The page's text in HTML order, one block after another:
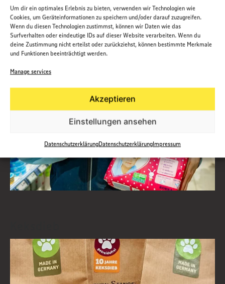
Um dir ein optimales Erlebnis zu bieten, verwenden wir Technologien wie
Cookies, um Geräteinformationen zu speichern und/oder darauf zuzugreifen.
Wenn du diesen Technologien zustimmst, können wir Daten wie das
Surfverhalten oder eindeutige IDs auf dieser Website verarbeiten. Wenn du
deine Zustimmung nicht erteilst oder zurückziehst, können bestimmte Merkmale
und Funktionen beeinträchtigt werden.
Manage services
Akzeptieren
Einstellungen ansehen
DatenschutzerklärungDatenschutzerklärungImpressum